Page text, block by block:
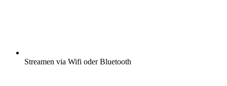
Streamen via Wifi oder Bluetooth